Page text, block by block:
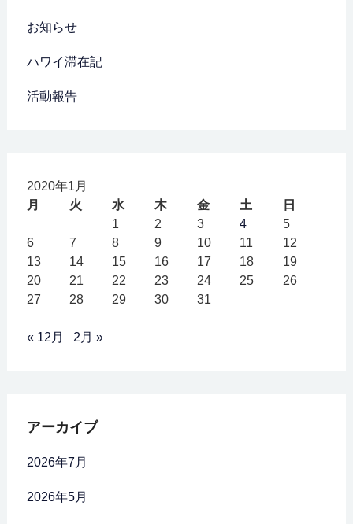
お知らせ
ハワイ滞在記
活動報告
2020年1月
月
火 水 木 金 土
日
1
2 3 4
5
6
7 8 9 10 11
12
13
14 15 16 17 18
19
20
21 22 23 24 25
26
27
28 29 30 31
« 12月 2月 »
アーカイブ
2026年7月
2026年5月